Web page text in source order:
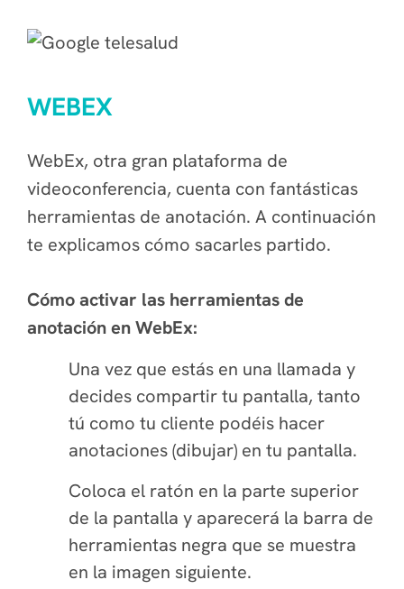
WEBEX
WebEx, otra gran plataforma de
videoconferencia, cuenta con fantásticas
herramientas de anotación. A continuación
te explicamos cómo sacarles partido.
Cómo activar las herramientas de
anotación en WebEx:
Una vez que estás en una llamada y
decides compartir tu pantalla, tanto
tú como tu cliente podéis hacer
anotaciones (dibujar) en tu pantalla.
Coloca el ratón en la parte superior
de la pantalla y aparecerá la barra de
herramientas negra que se muestra
en la imagen siguiente.